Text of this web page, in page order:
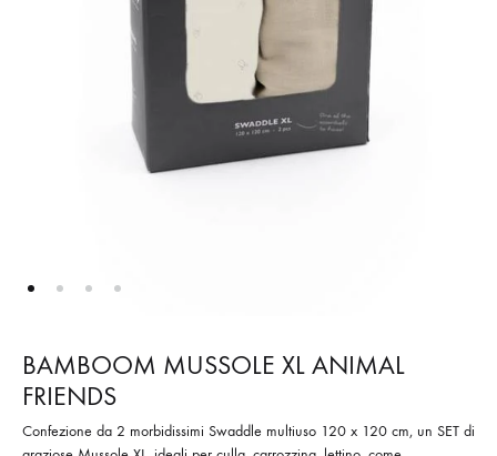
BAMBOOM MUSSOLE XL ANIMAL
FRIENDS
Confezione da 2 morbidissimi Swaddle multiuso 120 x 120 cm, un SET di